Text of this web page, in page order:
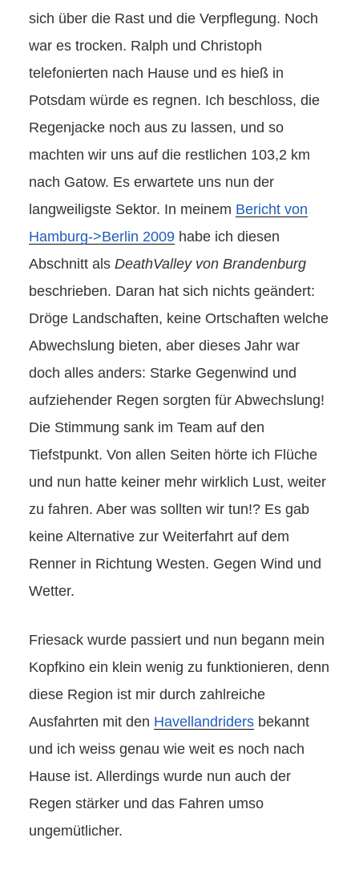
sich über die Rast und die Verpflegung. Noch
war es trocken. Ralph und Christoph
telefonierten nach Hause und es hieß in
Potsdam würde es regnen. Ich beschloss, die
Regenjacke noch aus zu lassen, und so
machten wir uns auf die restlichen 103,2 km
nach Gatow. Es erwartete uns nun der
langweiligste Sektor. In meinem Bericht von
Hamburg->Berlin 2009 habe ich diesen
Abschnitt als DeathValley von Brandenburg
beschrieben. Daran hat sich nichts geändert:
Dröge Landschaften, keine Ortschaften welche
Abwechslung bieten, aber dieses Jahr war
doch alles anders: Starke Gegenwind und
aufziehender Regen sorgten für Abwechslung!
Die Stimmung sank im Team auf den
Tiefstpunkt. Von allen Seiten hörte ich Flüche
und nun hatte keiner mehr wirklich Lust, weiter
zu fahren. Aber was sollten wir tun!? Es gab
keine Alternative zur Weiterfahrt auf dem
Renner in Richtung Westen. Gegen Wind und
Wetter.
Friesack wurde passiert und nun begann mein
Kopfkino ein klein wenig zu funktionieren, denn
diese Region ist mir durch zahlreiche
Ausfahrten mit den Havellandriders bekannt
und ich weiss genau wie weit es noch nach
Hause ist. Allerdings wurde nun auch der
Regen stärker und das Fahren umso
ungemütlicher.